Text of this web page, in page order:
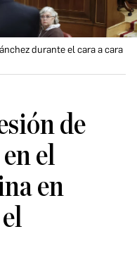
durante el cara a cara
de
el
en